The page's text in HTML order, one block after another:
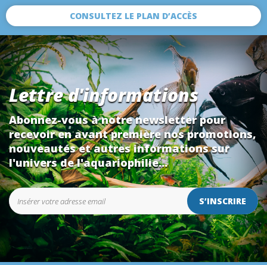
CONSULTEZ LE PLAN D’ACCÈS
Lettre d'informations
Abonnez-vous à notre newsletter pour
recevoir en avant première nos promotions,
nouveautés et autres informations sur
l'univers de l'aquariophilie...
S’INSCRIRE